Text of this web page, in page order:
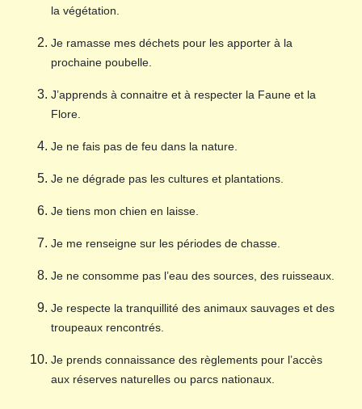
la végétation.
Je ramasse mes déchets pour les apporter à la
prochaine poubelle.
J’apprends à connaitre et à respecter la Faune et la
Flore.
Je ne fais pas de feu dans la nature.
Je ne dégrade pas les cultures et plantations.
Je tiens mon chien en laisse.
Je me renseigne sur les périodes de chasse.
Je ne consomme pas l’eau des sources, des ruisseaux.
Je respecte la tranquillité des animaux sauvages et des
troupeaux rencontrés.
Je prends connaissance des règlements pour l’accès
aux réserves naturelles ou parcs nationaux.